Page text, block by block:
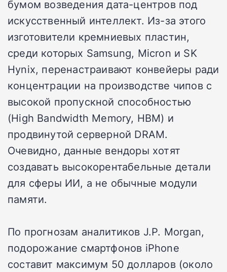
бумом возведения дата-центров под
искусственный интеллект. Из-за этого
изготовители кремниевых пластин,
среди которых Samsung, Micron и SK
Hynix, перенастраивают конвейеры ради
концентрации на производстве чипов с
высокой пропускной способностью
(High Bandwidth Memory, HBM) и
продвинутой серверной DRAM.
Очевидно, данные вендоры хотят
создавать высокорентабельные детали
для сферы ИИ, а не обычные модули
памяти.
По прогнозам аналитиков J.P. Morgan,
подорожание смартфонов iPhone
составит максимум 50 долларов (около